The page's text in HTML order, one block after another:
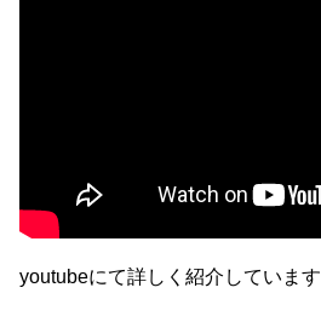
youtubeにて詳しく紹介していま